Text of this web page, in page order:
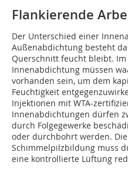
Flankierende
Der Unterschied einer
Außenabdichtung besteht
Querschnitt feucht bleibt.
Innenabdichtung müssen
vorhanden sein, um dem
Feuchtigkeit
Injektionen mit WTA-
Innenabdichtungen dürfen
durch Folgegewerke
oder durchbohrt werden.
Schimmelpilzbildung muss
eine kontrollierte Lüftung